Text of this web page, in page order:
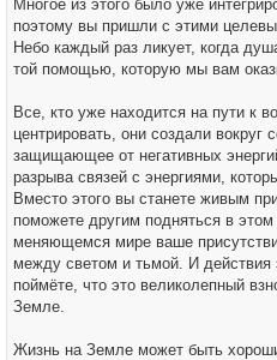
Многое из этого было уже
поэтому вы пришли с этими
Небо каждый раз ликует, когда
той помощью, которую мы вам
Все, кто уже находится на пути к
центрировать, они создали вокруг
защищающее от негативных
разрыва связей с энергиями,
Вместо этого вы станете живым
поможете другим подняться в
меняющемся мире ваше
между светом и тьмой. И
поймёте, что это великолепный
Земле.
Жизнь на Земле может быть